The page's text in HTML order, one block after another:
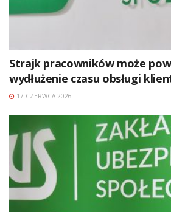
Strajk pracowników może
wydłużenie czasu obsługi
17 CZERWCA 2026